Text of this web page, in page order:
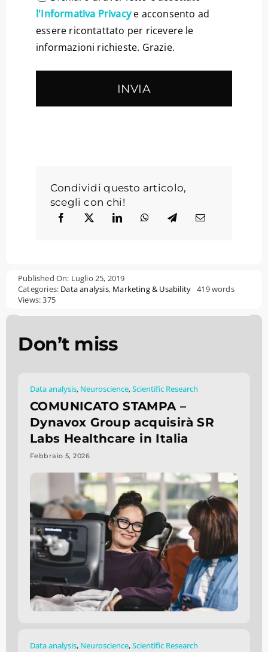
l'Informativa Privacye acconsento ad
essere ricontattato per ricevere le
informazioni richieste. Grazie.
Condividi questo articolo,
scegli con chi!
Published On: Luglio 25, 2019
Categories: Data analysis, Marketing & Usability 419 words
Views: 375
Don’t miss
Data analysis, Neuroscience,Scientific Research
COMUNICATO STAMPA –
Dynavox Group acquisirà SR
Labs Healthcare in Italia
Febbraio 5, 2026
Data analysis, Neuroscience,Scientific Research